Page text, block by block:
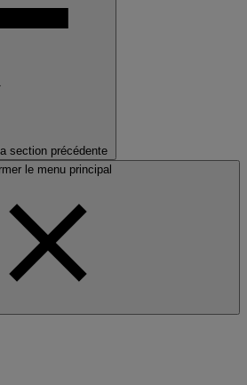
section précédente
le menu principal